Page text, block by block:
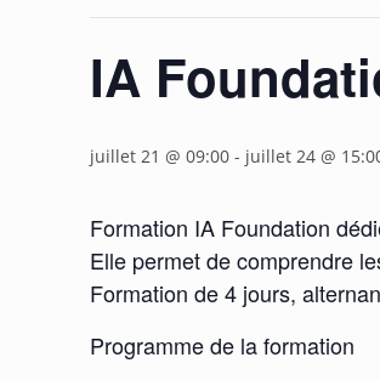
IA
juillet 21 @ 09:00 - juillet 24 @
Formation IA Foundation
Elle permet de comprendre
Formation de 4 jours,
Programme de la formation